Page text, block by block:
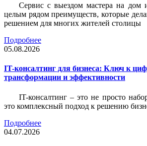
Сервис с выездом мастера на дом
целым рядом преимуществ, которые
решением для многих жителей столицы
Подробнее
05.08.2026
IT-консалтинг для бизнеса: Ключ к
трансформации и эффективности
IT-консалтинг – это не просто
это комплексный подход к решению
Подробнее
04.07.2026